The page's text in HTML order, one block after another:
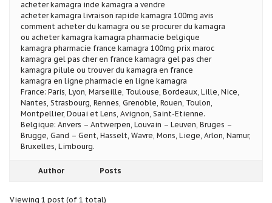
acheter kamagra inde kamagra a vendre
acheter kamagra livraison rapide kamagra 100mg avis
comment acheter du kamagra ou se procurer du kamagra
ou acheter kamagra kamagra pharmacie belgique
kamagra pharmacie france kamagra 100mg prix maroc
kamagra gel pas cher en france kamagra gel pas cher
kamagra pilule ou trouver du kamagra en france
kamagra en ligne pharmacie en ligne kamagra
France: Paris, Lyon, Marseille, Toulouse, Bordeaux, Lille, Nice,
Nantes, Strasbourg, Rennes, Grenoble, Rouen, Toulon,
Montpellier, Douai et Lens, Avignon, Saint-Etienne.
Belgique: Anvers – Antwerpen, Louvain – Leuven, Bruges –
Brugge, Gand – Gent, Hasselt, Wavre, Mons, Liege, Arlon, Namur,
Bruxelles, Limbourg.
Author Posts
Viewing 1 post (of 1 total)